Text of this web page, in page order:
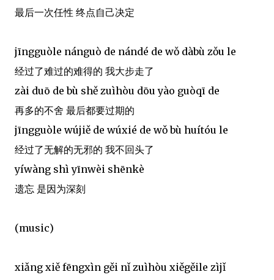
最后一次任性 终点自己决定
jīngguòle nánguò de nándé de wǒ dàbù zǒu le
经过了难过的难得的 我大步走了
zài duō de bù shě zuìhòu dōu yào guòqī de
再多的不舍 最后都要过期的
jīngguòle wújiě de wúxié de wǒ bù huítóu le
经过了无解的无邪的 我不回头了
yíwàng shì yīnwèi shēnkè
遗忘 是因为深刻
(music)
xiǎng xiě fēngxìn gěi nǐ zuìhòu xiěgěile zìjǐ